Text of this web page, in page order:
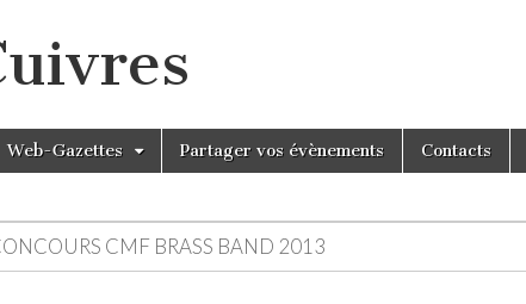
Web-Gazettes Partager vos évènements Contacts
CMF BRASS BAND 2013